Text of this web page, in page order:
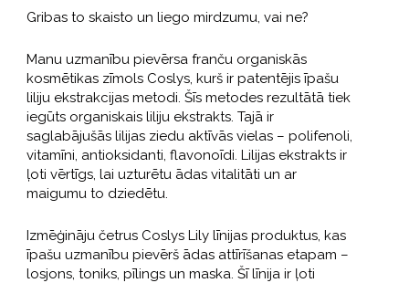
Gribas to skaisto un liego mirdzumu, vai ne?
Manu uzmanību pievērsa franču organiskās
kosmētikas zīmols Coslys, kurš ir patentējis īpašu
liliju ekstrakcijas metodi. Šīs metodes rezultātā tiek
iegūts organiskais liliju ekstrakts. Tajā ir
saglabājušās lilijas ziedu aktīvās vielas – polifenoli,
vitamīni, antioksidanti, flavonoīdi. Lilijas ekstrakts ir
ļoti vērtīgs, lai uzturētu ādas vitalitāti un ar
maigumu to dziedētu.
Izmēģināju četrus Coslys Lily līnijas produktus, kas
īpašu uzmanību pievērš ādas attīrīšanas etapam –
losjons, toniks, pīlings un maska. Šī līnija ir ļoti